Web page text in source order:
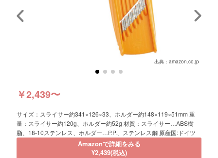
出典：amazon.co.jp
￥2,439〜
サイズ：スライサー約341×126×33、ホルダー約148×119×51mm 重
量：スライサー約120g、ホルダー約52g 材質：スライサー…ABS樹
脂、18-10ステンレス、ホルダー…P.P.、ステンレス鋼 原産国:ドイツ
Amazonで詳細をみる
¥2,439(税込)